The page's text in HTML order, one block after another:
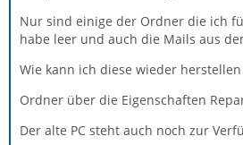
Nur sind einige der Ordner die ich
habe leer und auch die Mails aus
Wie kann ich diese wieder herstellen
Ordner über die Eigenschaften
Der alte PC steht auch noch zur